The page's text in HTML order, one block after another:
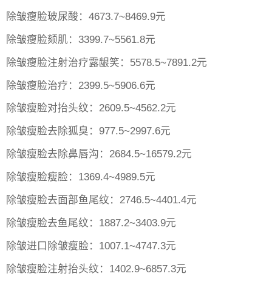
除皱瘦脸玻尿酸：4673.7~8469.9元
除皱瘦脸颏肌：3399.7~5561.8元
除皱瘦脸注射治疗露龈笑：5578.5~7891.2元
除皱瘦脸治疗：2399.5~5906.6元
除皱瘦脸对抬头纹：2609.5~4562.2元
除皱瘦脸去除狐臭：977.5~2997.6元
除皱瘦脸去除鼻唇沟：2684.5~16579.2元
除皱瘦脸瘦脸：1369.4~4989.5元
除皱瘦脸去面部鱼尾纹：2746.5~4401.4元
除皱瘦脸去鱼尾纹：1887.2~3403.9元
除皱进口除皱瘦脸：1007.1~4747.3元
除皱瘦脸注射抬头纹：1402.9~6857.3元